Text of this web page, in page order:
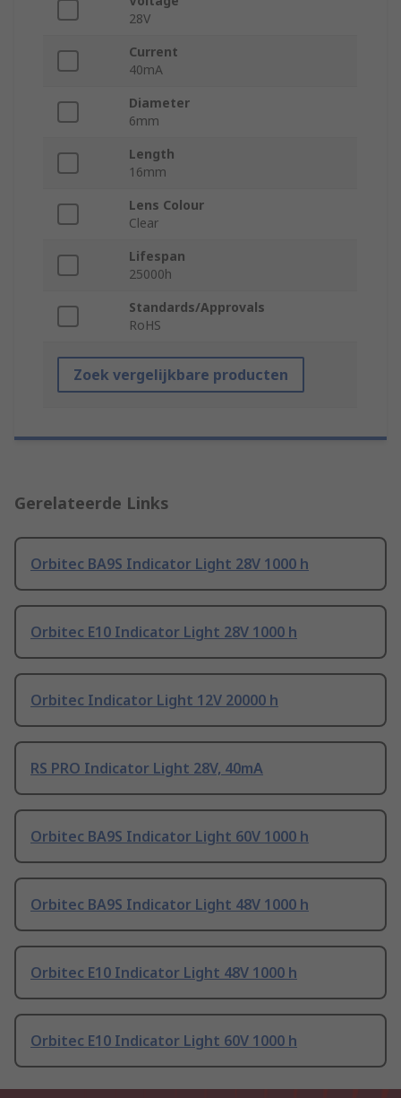
28V
Current
40mA
Diameter
6mm
Length
16mm
Lens Colour
Clear
Lifespan
25000h
Standards/Approvals
RoHS
Zoek vergelijkbare producten
Gerelateerde Links
Orbitec BA9S Indicator Light 28V 1000 h
Orbitec E10 Indicator Light 28V 1000 h
Orbitec Indicator Light 12V 20000 h
RS PRO Indicator Light 28V, 40mA
Orbitec BA9S Indicator Light 60V 1000 h
Orbitec BA9S Indicator Light 48V 1000 h
Orbitec E10 Indicator Light 48V 1000 h
Orbitec E10 Indicator Light 60V 1000 h